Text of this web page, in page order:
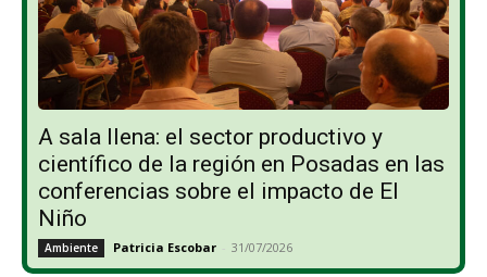
A sala llena: el sector productivo y
científico de la región en Posadas en las
conferencias sobre el impacto de El
Niño
Ambiente Patricia Escobar - 31/07/2026